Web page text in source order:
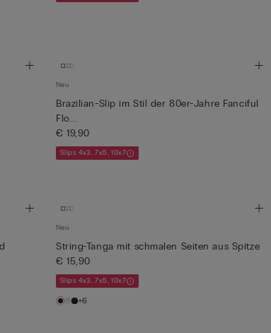
Neu
Brazilian-Slip im Stil der 80er-Jahre Fanciful
Flo...
€ 19,90
Slips 4x3, 7x5, 10x7
Neu
String-Tanga mit schmalen Seiten aus Spitze
€ 15,90
Slips 4x3, 7x5, 10x7
+6